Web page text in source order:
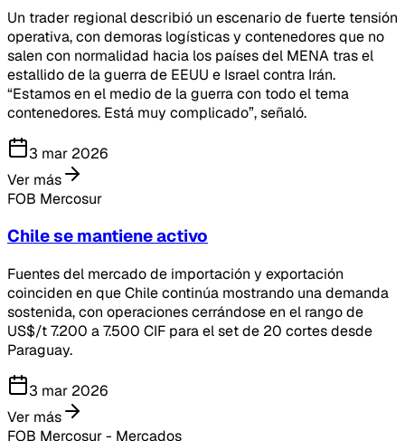
Un trader regional describió un escenario de fuerte tensión
operativa, con demoras logísticas y contenedores que no
salen con normalidad hacia los países del MENA tras el
estallido de la guerra de EEUU e Israel contra Irán.
“Estamos en el medio de la guerra con todo el tema
contenedores. Está muy complicado”, señaló.
3 mar 2026
Ver más
FOB Mercosur
Chile se mantiene activo
Fuentes del mercado de importación y exportación
coinciden en que Chile continúa mostrando una demanda
sostenida, con operaciones cerrándose en el rango de
US$/t 7.200 a 7.500 CIF para el set de 20 cortes desde
Paraguay.
3 mar 2026
Ver más
FOB Mercosur - Mercados